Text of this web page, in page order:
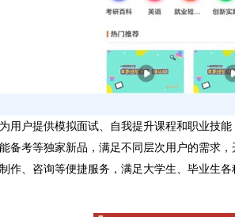
用户提供模拟面试、自我提升课程和职业技能
备考等独家新品，满足不同层次用户的需求
作、咨询等便捷服务，满足大学生、毕业生各